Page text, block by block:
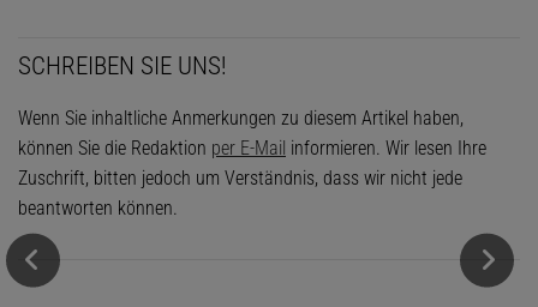
SCHREIBEN SIE UNS!
Wenn Sie inhaltliche Anmerkungen zu diesem Artikel haben,
können Sie die Redaktion per E-Mail informieren. Wir lesen Ihre
Zuschrift, bitten jedoch um Verständnis, dass wir nicht jede
beantworten können.